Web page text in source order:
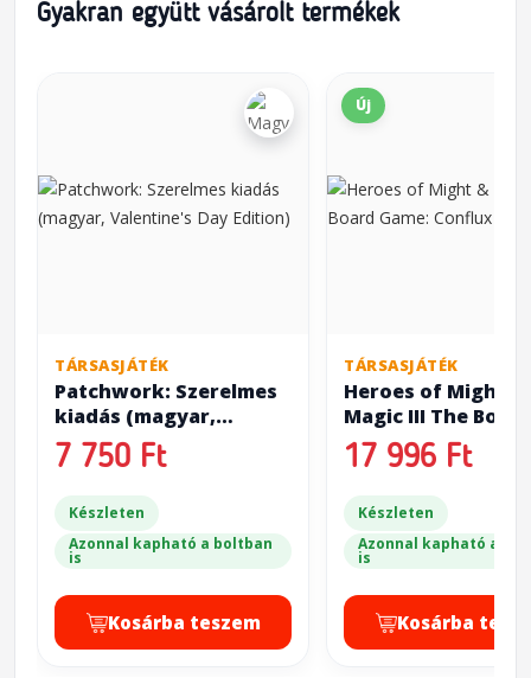
Gyakran együtt vásárolt termékek
TÁRSASJÁTÉK
Patchwork: Szerelmes
kiadás (magyar,
Valentine's Day
Edition)
7 750 Ft
Készleten
Azonnal kapható a boltban
is
Kosárba teszem
Új
TÁRSASJÁTÉK
Heroes of Might &
Magic III The Board
Game: Conflux
17 996 Ft
Készleten
Azonnal kapható a
is
Kosárba